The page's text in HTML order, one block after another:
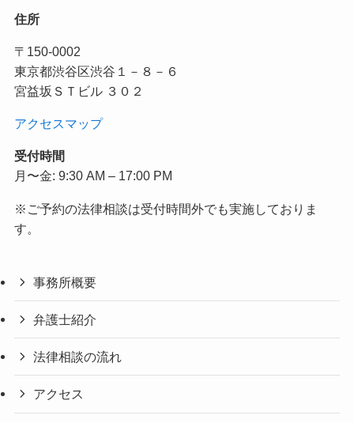
住所
〒150-0002
東京都渋谷区渋谷１－８－６
宮益坂ＳＴビル ３０２
アクセスマップ
受付時間
月〜金: 9:30 AM – 17:00 PM
※ご予約の法律相談は受付時間外でも実施しておりま
す。
事務所概要
弁護士紹介
法律相談の流れ
アクセス